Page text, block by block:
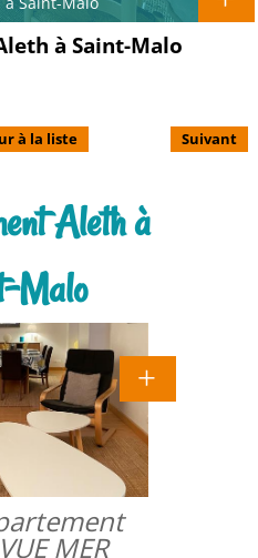
à Saint-Malo
à la liste Suivant
Aleth à
Malo
MER